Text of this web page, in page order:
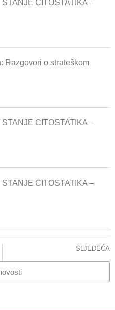
STANJE CITOSTATIKA –
Razgovori o strateškom
CITOSTATIKA –
CITOSTATIKA –
SLJEDEĆA